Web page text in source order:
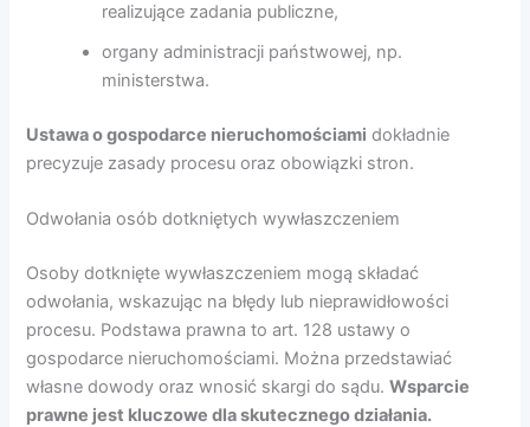
realizujące zadania publiczne,
organy administracji państwowej, np.
ministerstwa.
Ustawa o gospodarce nieruchomościami dokładnie
precyzuje zasady procesu oraz obowiązki stron.
Odwołania osób dotkniętych wywłaszczeniem
Osoby dotknięte wywłaszczeniem mogą składać
odwołania, wskazując na błędy lub nieprawidłowości
procesu. Podstawa prawna to art. 128 ustawy o
gospodarce nieruchomościami. Można przedstawiać
własne dowody oraz wnosić skargi do sądu.Wsparcie
prawne jest kluczowe dla skutecznego działania.